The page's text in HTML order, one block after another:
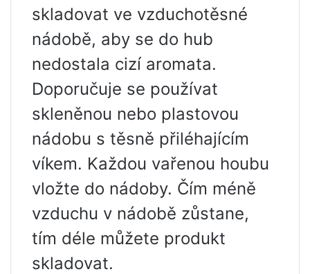
skladovat ve vzduchotěsné
nádobě, aby se do hub
nedostala cizí aromata.
Doporučuje se používat
skleněnou nebo plastovou
nádobu s těsně přiléhajícím
víkem. Každou vařenou houbu
vložte do nádoby. Čím méně
vzduchu v nádobě zůstane,
tím déle můžete produkt
skladovat.